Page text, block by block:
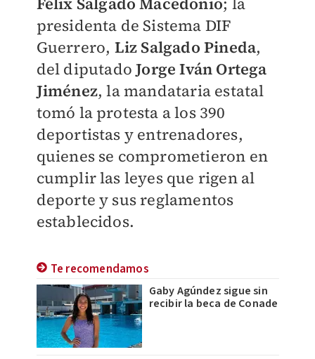
presidenta de Sistema DIF
Guerrero, Liz Salgado Pineda,
del diputadoJorge Iván Ortega
Jiménez, la mandataria estatal
tomó la protesta a los 390
deportistas y entrenadores,
quienes se comprometieron en
cumplir las leyes que rigen al
deporte y sus reglamentos
establecidos.
Te recomendamos
Gaby Agúndez sigue sin
recibir la beca de Conade